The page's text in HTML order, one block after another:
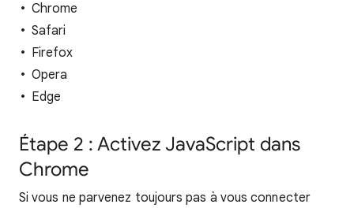
Chrome
Safari
Firefox
Opera
Edge
Étape 2 : Activez JavaScript dans
Chrome
Si vous ne parvenez toujours pas à vous connecter